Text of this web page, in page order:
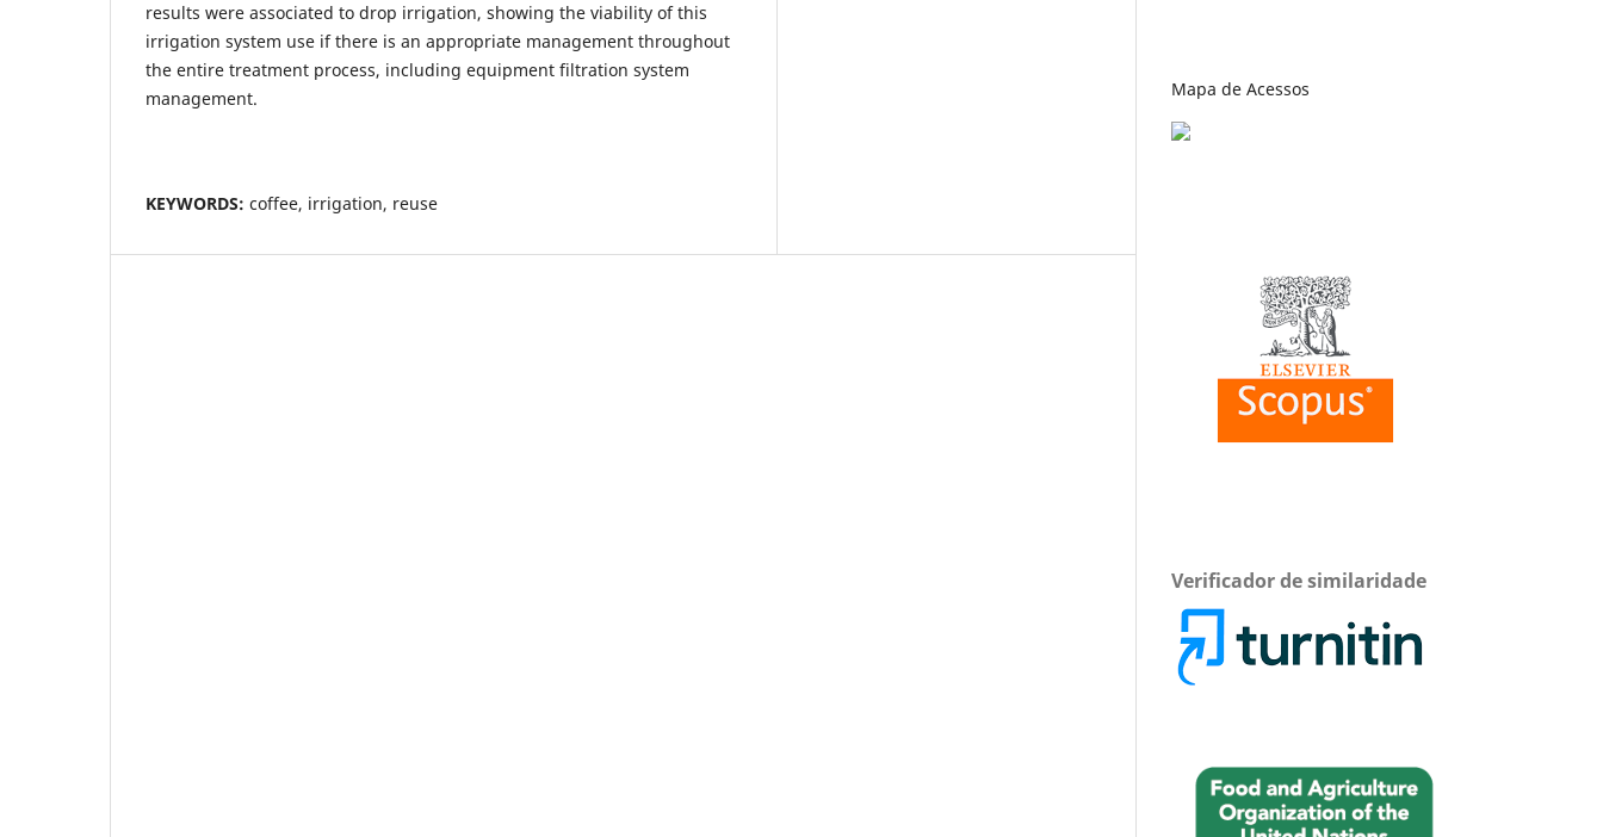
results were associated to drop irrigation, showing the viability of this
irrigation system use if there is an appropriate management throughout
the entire treatment process, including equipment filtration system
management.
KEYWORDS: coffee, irrigation, reuse
Mapa de Acessos
Verificador de similaridade